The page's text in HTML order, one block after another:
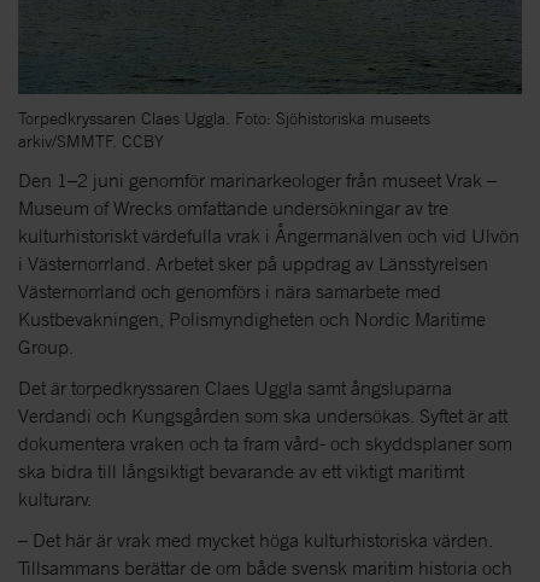
Torpedkryssaren Claes Uggla. Foto: Sjöhistoriska museets
arkiv/SMMTF. CCBY
Den 1–2 juni genomför marinarkeologer från museet Vrak –
Museum of Wrecks omfattande undersökningar av tre
kulturhistoriskt värdefulla vrak i Ångermanälven och vid Ulvön
i Västernorrland. Arbetet sker på uppdrag av Länsstyrelsen
Västernorrland och genomförs i nära samarbete med
Kustbevakningen, Polismyndigheten och Nordic Maritime
Group.
Det är torpedkryssaren Claes Uggla samt ångsluparna
Verdandi och Kungsgården som ska undersökas. Syftet är att
dokumentera vraken och ta fram vård- och skyddsplaner som
ska bidra till långsiktigt bevarande av ett viktigt maritimt
kulturarv.
– Det här är vrak med mycket höga kulturhistoriska värden.
Tillsammans berättar de om både svensk maritim historia och